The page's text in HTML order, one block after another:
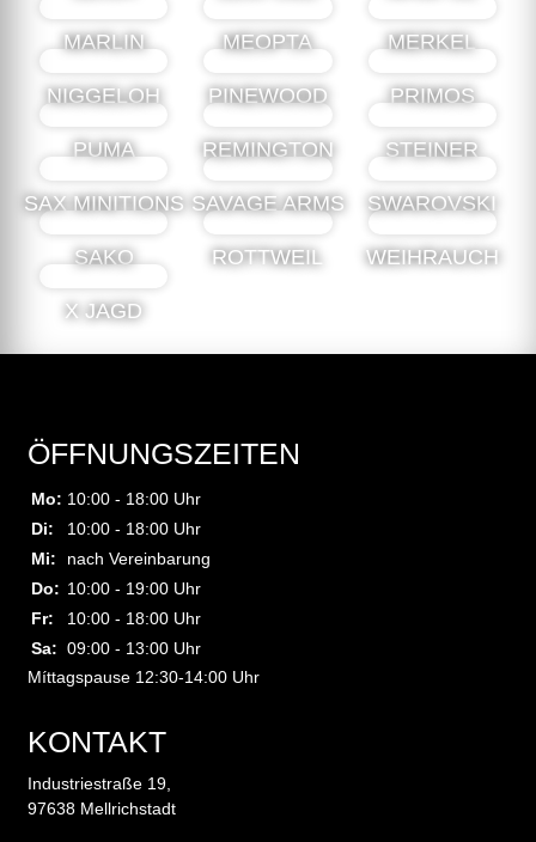
MARLIN MEOPTA MERKEL
NIGGELOH PINEWOOD PRIMOS
PUMA REMINGTON STEINER
SAX MINITIONS SAVAGE ARMS SWAROVSKI
SAKO ROTTWEIL WEIHRAUCH
X JAGD
ÖFFNUNGSZEITEN
Mo: 10:00 - 18:00 Uhr
Di:
10:00 - 18:00 Uhr
Mi:
nach Vereinbarung
Do: 10:00 - 19:00 Uhr
Fr:
10:00 - 18:00 Uhr
Sa: 09:00 - 13:00 Uhr
Míttagspause 12:30-14:00 Uhr
KONTAKT
Industriestraße 19,
97638 Mellrichstadt